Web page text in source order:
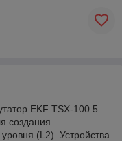
EKF TSX-100 5
создания
(L2). Устройства